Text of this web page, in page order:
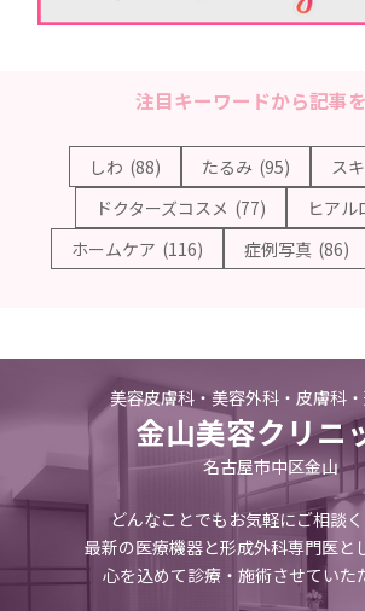
注目キーワードから記事
しわ (88) たるみ (95) ス
ドクターズコスメ (77) ヒアル
ホームケア (116) 症例写真 (86)
美容皮膚科・美容外科・皮膚科
金山美容クリニ
名古屋市中区金山
どんなことでもお気軽にご相談く
最新の医療機器と形成外科専門医と
心を込めて診療・施術させていた